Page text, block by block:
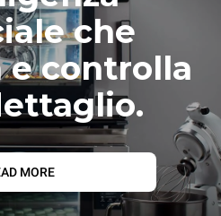
che
e controlla
MORE